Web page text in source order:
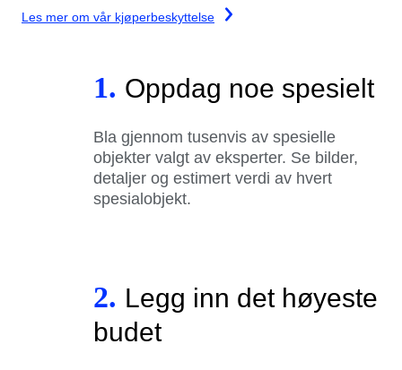
Les mer om vår kjøperbeskyttelse
1. Oppdag noe spesielt
Bla gjennom tusenvis av spesielle
objekter valgt av eksperter. Se bilder,
detaljer og estimert verdi av hvert
spesialobjekt.
2. Legg inn det høyeste
budet